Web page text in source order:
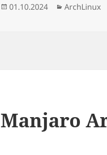
Опубликовано
01.10.2024 Рубрики
ArchLinux
Manjaro